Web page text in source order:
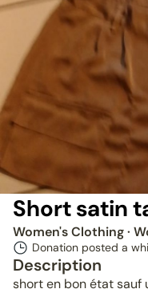
Short satin
Women's Clothing·
Donation posted a
Description
short en bon état sauf